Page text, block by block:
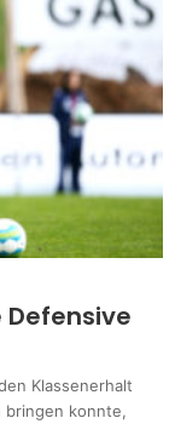
Defensive
Klassenerhalt
bringen konnte,